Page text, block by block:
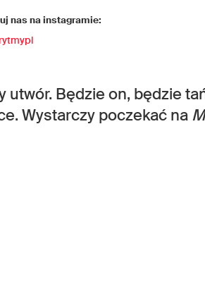
nas na instagramie:
utwór. Będzie on, będzie
Wystarczy poczekać na